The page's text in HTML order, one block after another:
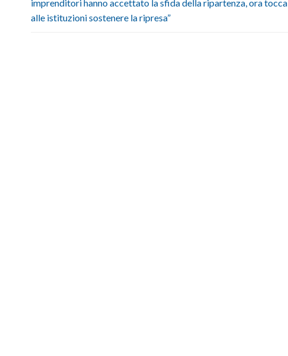
imprenditori hanno accettato la sfida della ripartenza, ora tocca
alle istituzioni sostenere la ripresa”